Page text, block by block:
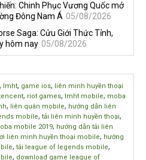
Chinh Phục Vương Quốc mở
Đông Nam Á 05/08/2026
Saga: Cửu Giới Thức Tỉnh,
hôm nay 05/08/2026
, lmht, game ios,
liên minh huyền thoại
, riot games, lmht mobile, moba
, liên quân mobile, hướng dẫn liên
mobile, tải liên minh huyền thoại,
mobile 2019, hướng dẫn tải liên
liên minh huyền thoại mobile, hướng
, tải league of legends mobile,
, download game league of